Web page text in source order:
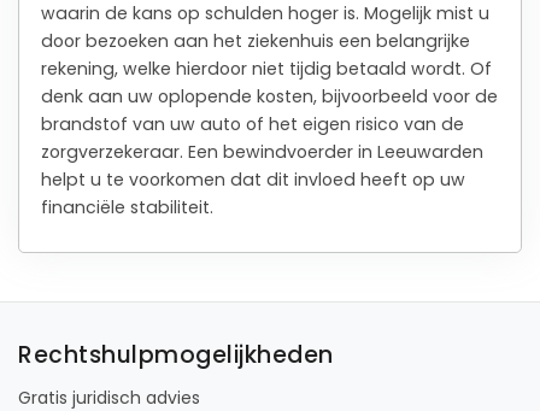
waarin de kans op schulden hoger is. Mogelijk mist u
door bezoeken aan het ziekenhuis een belangrijke
rekening, welke hierdoor niet tijdig betaald wordt. Of
denk aan uw oplopende kosten, bijvoorbeeld voor de
brandstof van uw auto of het eigen risico van de
zorgverzekeraar. Een bewindvoerder in Leeuwarden
helpt u te voorkomen dat dit invloed heeft op uw
financiële stabiliteit.
Rechtshulpmogelijkheden
Gratis juridisch advies